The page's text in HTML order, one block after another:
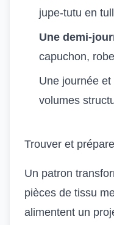
jupe-tutu en
Une demi-
capuchon,
Une journée
volumes
Trouver et
Un patron
pièces de tissu
alimentent un